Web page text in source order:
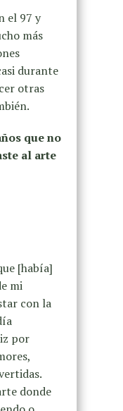
el 97 y
más
durante
otras
que no
al arte
[había]
mi
con la
por
donde